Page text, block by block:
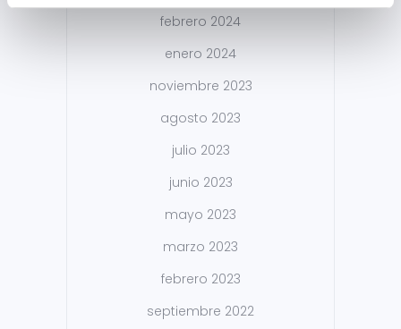
febrero 2024
enero 2024
noviembre 2023
agosto 2023
julio 2023
junio 2023
mayo 2023
marzo 2023
febrero 2023
septiembre 2022